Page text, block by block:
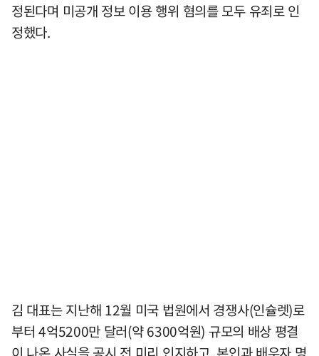
정된다며 미공개 정보 이용 행위 혐의를 모두 유죄로 인
정했다.
김 대표는 지난해 12월 미국 법원에서 경쟁사(인슐렛)로
부터 4억5200만 달러(약 6300억원) 규모의 배상 평결